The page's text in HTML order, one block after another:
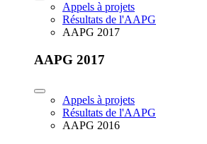
Appels à projets
Résultats de l'AAPG
AAPG 2017
AAPG 2017
Appels à projets
Résultats de l'AAPG
AAPG 2016